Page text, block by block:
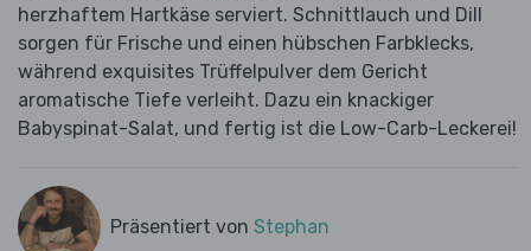
herzhaftem Hartkäse serviert. Schnittlauch und Dill
sorgen für Frische und einen hübschen Farbklecks,
während exquisites Trüffelpulver dem Gericht
aromatische Tiefe verleiht. Dazu ein knackiger
Babyspinat-Salat, und fertig ist die Low-Carb-Leckerei!
Präsentiert von Stephan